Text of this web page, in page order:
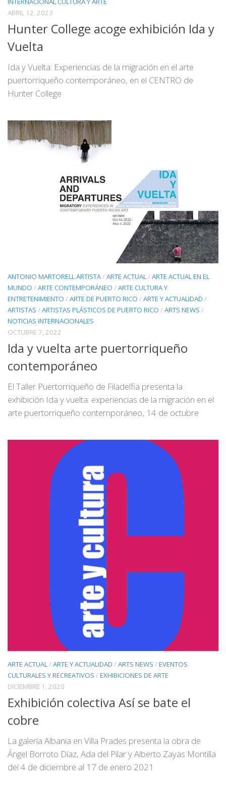
ABRIL 12, 2023
Hunter College acoge exhibición Ida y
Vuelta
Ida y Vuelta: Experiencias de la migración en el arte
puertorriqueño contemporáneo, en el CENTRO de
Hunter College
ANTONIO MARTORELL ARTISTA/ARTE ACTUAL/ARTE ACTUAL EN EL
MUNDO /ARTE CONTEMPORÁNEO /ARTE CULTURA Y
ENTRETENIMIENTO /ARTE DE PUERTO RICO /ARTE Y ACTUALIDAD /
ARTISTAS /ARTISTAS PLÁSTICOS DE PUERTO RICO /ARTS NEWS /
NOTICIAS INTERNACIONALES
OCTUBRE 7, 2022
Ida y vuelta arte puertorriqueño
contemporáneo
El Taller Puertorriqueño de Filadelfia presenta la
exhibición Ida y vuelta: experiencias de la migración en el
arte puertorriqueño contemporáneo, 14 de octubre
ARTE ACTUAL/ARTE Y ACTUALIDAD /ARTS NEWS /EVENTOS
CULTURALES Y RECREATIVOS /EXHIBICIONES DE ARTE
DICIEMBRE 1, 2020
Exhibición colectiva Así se bate el
cobre
La galería Albania en Villa Prades presenta la obra de
Ángel Borroto Díaz, Ada del Pilar y Alberto Zayas Montilla
del 4 de diciembre al 17 de enero 2021